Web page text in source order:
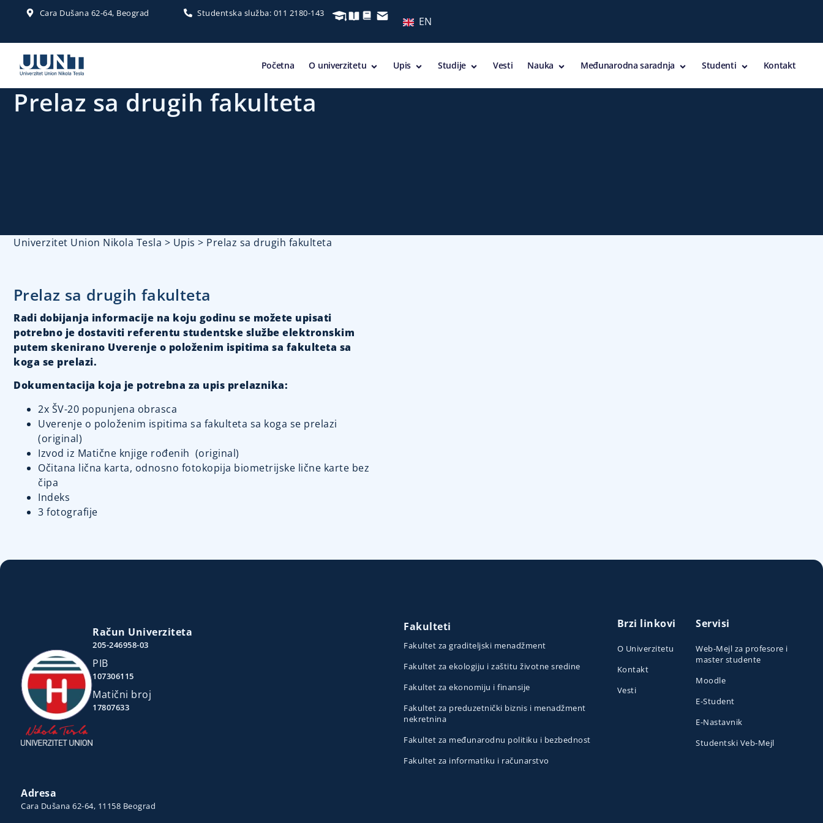
Cara Dušana 62-64, Beograd Studentska služba: 011 2180-143
EN
Početna O univerzitetu Upis Studije Vesti Nauka Međunarodna saradnja Studenti Kontakt
Prelaz sa drugih fakulteta
Univerzitet Union Nikola Tesla > Upis > Prelaz sa drugih fakulteta
Prelaz sa drugih fakulteta
Radi dobijanja informacije na koju godinu se možete upisati
potrebno je dostaviti referentu studentske službe elektronskim
putem skenirano Uverenje o položenim ispitima sa fakulteta sa
koga se prelazi.
Dokumentacija koja je potrebna za upis prelaznika:
2x ŠV-20 popunjena obrasca
Uverenje o položenim ispitima sa fakulteta sa koga se prelazi
(original)
Izvod iz Matične knjige rođenih (original)
Očitana lična karta, odnosno fotokopija biometrijske lične karte bez
čipa
Indeks
3 fotografije
Račun Univerziteta
205-246958-03
PIB
107306115
Matični broj
17807633
Adresa
Cara Dušana 62-64, 11158 Beograd
Fakulteti
Fakultet za graditeljski menadžment
Fakultet za ekologiju i zaštitu životne sredine
Fakultet za ekonomiju i finansije
Fakultet za preduzetnički biznis i menadžment
nekretnina
Fakultet za međunarodnu politiku i bezbednost
Fakultet za informatiku i računarstvo
Brzi linkovi
O Univerzitetu
Kontakt
Vesti
Servisi
Web-Mejl za profesore i
master studente
Moodle
E-Student
E-Nastavnik
Studentski Veb-Mejl